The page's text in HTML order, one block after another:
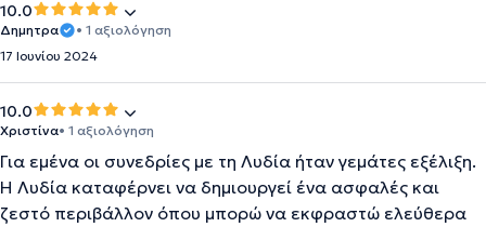
10.0
Δημητρα
• 1 αξιολόγηση
17 Ιουνίου 2024
10.0
Χριστίνα• 1 αξιολόγηση
Για εμένα οι συνεδρίες με τη Λυδία ήταν γεμάτες εξέλιξη.
Η Λυδία καταφέρνει να δημιουργεί ένα ασφαλές και
ζεστό περιβάλλον όπου μπορώ να εκφραστώ ελεύθερα